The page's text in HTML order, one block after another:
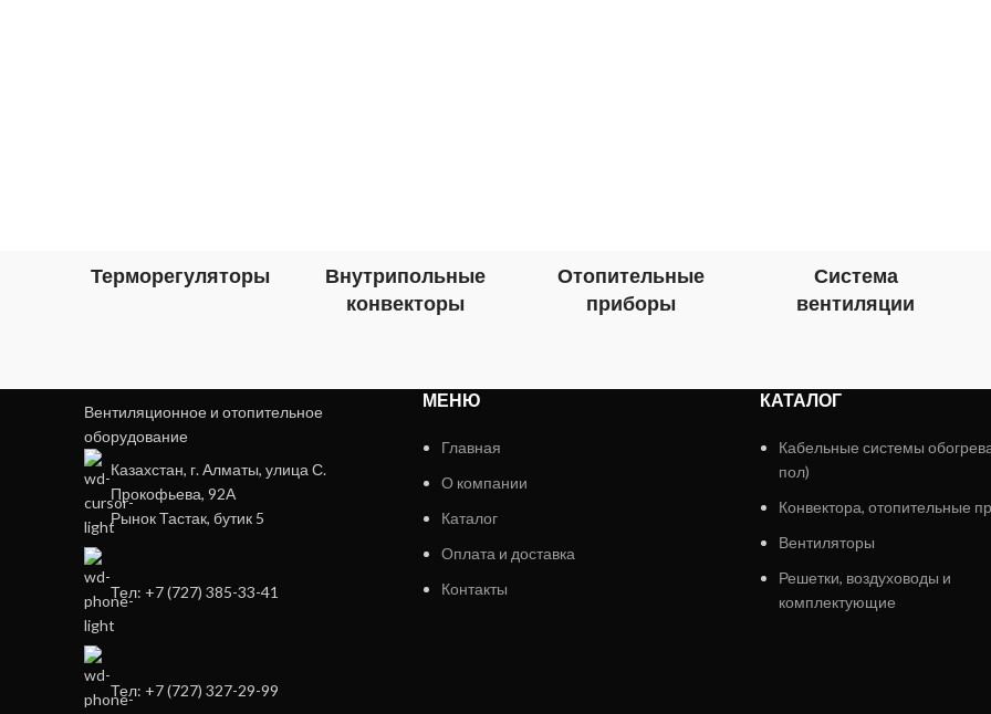
Терморегуляторы
Внутрипольные
конвекторы
Отопительные
приборы
Система
вентиляции
Вентиляционное и отопительное
оборудование
Казахстан, г. Алматы, улица С.
Прокофьева, 92А
Рынок Тастак, бутик 5
Тел: +7 (727) 385-33-41
Тел: +7 (727) 327-29-99
МЕНЮ
Главная
О компании
Каталог
Оплата и доставка
Контакты
КАТАЛОГ
Кабельные системы
пол)
Конвектора, отопительные
Вентиляторы
Решетки, воздуховоды и
комплектующие